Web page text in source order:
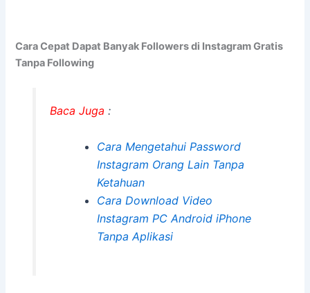
Cara Cepat Dapat Banyak Followers di Instagram Gratis
Tanpa Following
Baca Juga :
Cara Mengetahui Password
Instagram Orang Lain Tanpa
Ketahuan
Cara Download Video
Instagram PC Android iPhone
Tanpa Aplikasi